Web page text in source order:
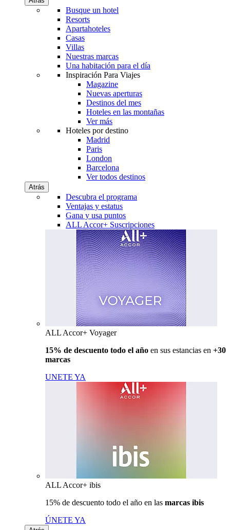
Busque un hotel
Resorts
Apartahoteles
Casas
Villas
Nuestras marcas
Una habitación para el día
Inspiración Para Viajes
Magazine
Nuevas aperturas
Destinos del mes
Hoteles en las montañas
Ver más
Hoteles por destino
Madrid
Paris
London
Barcelona
Ver todos destinos
Atrás
Descubra el programa
Ventajas y estatus
Gana y usa puntos
ALL Accor+ Suscripciones
ALL Accor+ Voyager
15% de descuento todo el año en sus estancias en +30
marcas
UNETE YA
ALL Accor+ ibis
15% de descuento todo el año en las marcas ibis
ÚNETE YA